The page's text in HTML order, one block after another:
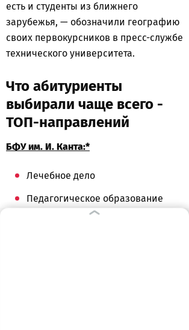
есть и студенты из ближнего
зарубежья, — обозначили географию
своих первокурсников в пресс-службе
технического университета.
Что абитуриенты
выбирали чаще всего -
ТОП-направлений
БФУ им. И. Канта:*
Лечебное дело
Педагогическое образование